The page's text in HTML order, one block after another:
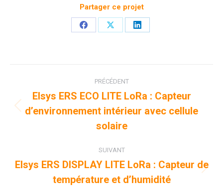
Partager ce projet
PartagerPartagerPartager
de
commentaire
PRÉCÉDENT
Onglet
précédent
Elsys ERS ECO LITE LoRa : Capteur
d’environnement intérieur avec cellule
solaire
SUIVANT
similaires
Elsys ERS DISPLAY LITE LoRa : Capteur de
température et d’humidité